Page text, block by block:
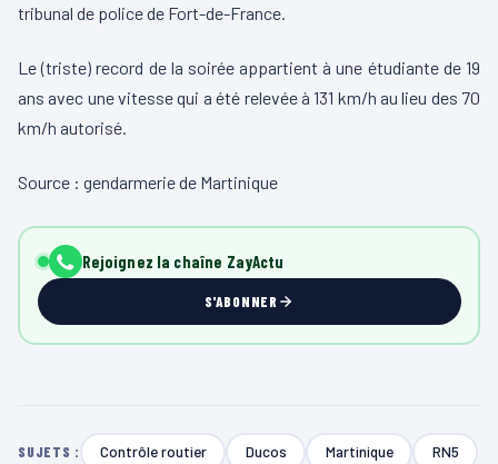
tribunal de police de Fort-de-France.
Le (triste) record de la soirée appartient à une étudiante de 19
ans avec une vitesse qui a été relevée à 131 km/h au lieu des 70
km/h autorisé.
Source : gendarmerie de Martinique
Rejoignez la chaîne ZayActu
S'ABONNER
SUJETS : Contrôle routier Ducos Martinique RN5